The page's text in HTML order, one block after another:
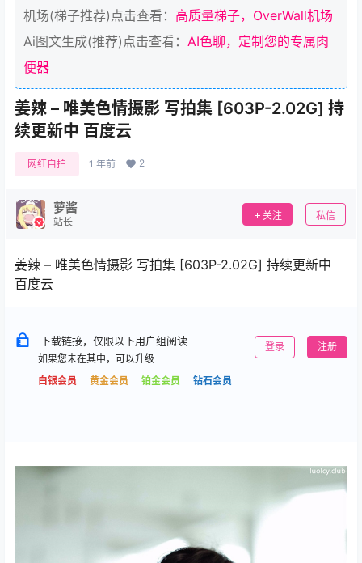
机场(梯子推荐)点击查看： 高质量梯子，OverWall机场
Ai图文生成(推荐)点击查看： AI色聊，定制您的专属肉
便器
姜辣 – 唯美色情摄影 写拍集 [603P-2.02G] 持
续更新中 百度云
网红自拍 1 年前 2
萝酱
站长
关注 私信
姜辣 – 唯美色情摄影 写拍集 [603P-2.02G] 持续更新中
百度云
下载链接，仅限以下用户组阅读
如果您未在其中，可以升级
白银会员
黄金会员 铂金会员 钻石会员
登录 注册